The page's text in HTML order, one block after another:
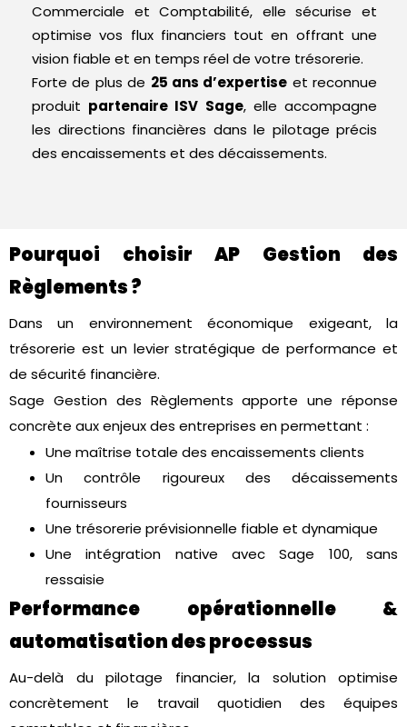
Commerciale et Comptabilité, elle sécurise et
optimise vos flux financiers tout en offrant une
vision fiable et en temps réel de votre trésorerie.
Forte de plus de 25 ans d’expertise et reconnue
produit partenaire ISV Sage, elle accompagne
les directions financières dans le pilotage précis
des encaissements et des décaissements.
Pourquoi choisir AP Gestion des
Règlements ?
Dans un environnement économique exigeant, la
trésorerie est un levier stratégique de performance et
de sécurité financière.
Sage Gestion des Règlements apporte une réponse
concrète aux enjeux des entreprises en permettant :
Une maîtrise totale des encaissements clients
Un contrôle rigoureux des décaissements
fournisseurs
Une trésorerie prévisionnelle fiable et dynamique
Une intégration native avec Sage 100, sans
ressaisie
Performance opérationnelle &
automatisation des processus
Au-delà du pilotage financier, la solution optimise
concrètement le travail quotidien des équipes